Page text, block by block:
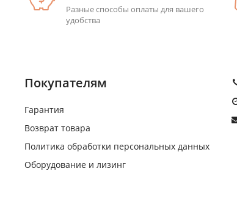
Разные способы оплаты для вашего
удобства
Покупателям
Гарантия
Возврат товара
Политика обработки персональных данных
Оборудование и лизинг